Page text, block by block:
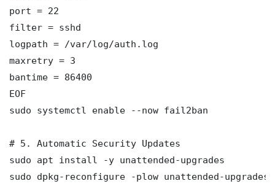
port = 22
filter = sshd
logpath = /var/log/auth.log
maxretry = 3
bantime = 86400
EOF
sudo systemctl enable --now fail2ban
# 5. Automatic Security Updates
sudo apt install -y unattended-upgrades
sudo dpkg-reconfigure -plow unattended-upgrades